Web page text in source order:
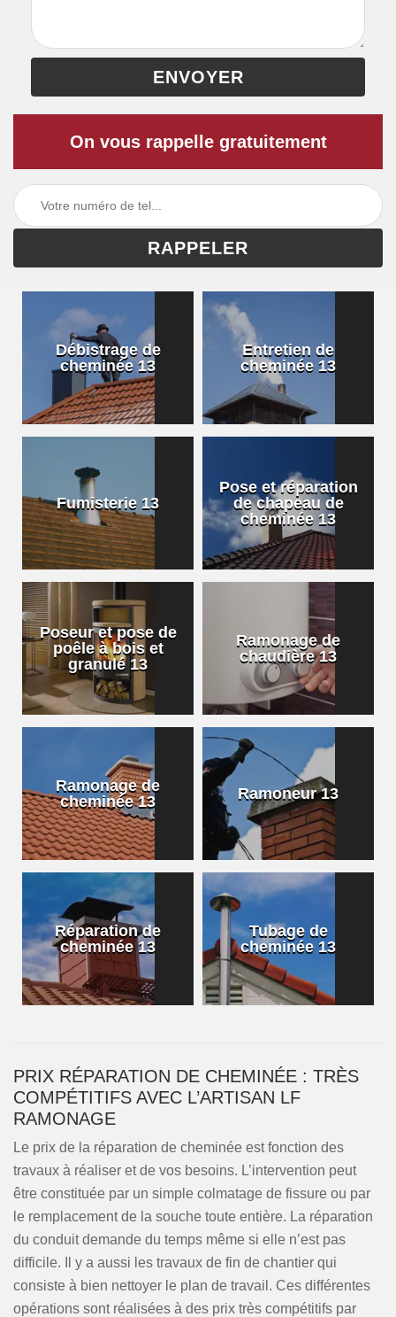
On vous rappelle gratuitement
Débistrage de
cheminée 13
Entretien de
cheminée 13
Fumisterie 13
Pose et réparation
de chapeau de
cheminée 13
Poseur et pose de
poêle à bois et
granulé 13
Ramonage de
chaudière 13
Ramonage de
cheminée 13
Ramoneur 13
Réparation de
cheminée 13
Tubage de
cheminée 13
PRIX RÉPARATION DE CHEMINÉE : TRÈS
COMPÉTITIFS AVEC L’ARTISAN LF
RAMONAGE
Le prix de la réparation de cheminée est fonction des
travaux à réaliser et de vos besoins. L’intervention peut
être constituée par un simple colmatage de fissure ou par
le remplacement de la souche toute entière. La réparation
du conduit demande du temps même si elle n’est pas
difficile. Il y a aussi les travaux de fin de chantier qui
consiste à bien nettoyer le plan de travail. Ces différentes
opérations sont réalisées à des prix très compétitifs par